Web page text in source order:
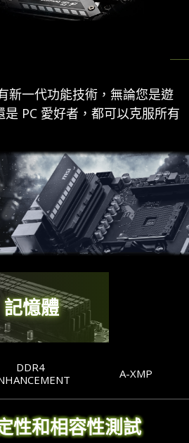
新一代功能技術，無論您是遊
PC 愛好者，都可以克服所有
記憶體
DDR4
A-XMP
性和相容性測試